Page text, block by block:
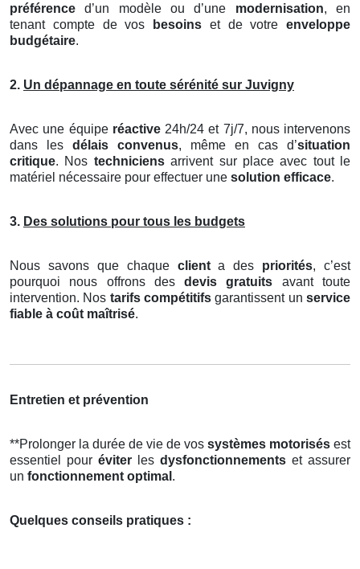
préférence d’un modèle ou d’une modernisation, en
tenant compte de vos
besoins et de votre enveloppe
budgétaire.
2. Un dépannage en toute sérénité sur Juvigny
Avec une équipe réactive24h/24 et 7j/7, nous intervenons
dans les délais convenus, même en cas d’situation
critique. Nos techniciensarrivent sur place avec tout le
matériel nécessaire pour effectuer une solution efficace.
3. Des solutions pour tous les budgets
Nous savons que chaque clienta des priorités, c’est
pourquoi nous offrons desdevis gratuits avant toute
intervention. Nos tarifs compétitifs garantissent unservice
fiable à coût maîtrisé.
Entretien et prévention
**Prolonger la durée de vie de vos systèmes motorisés est
essentiel pour éviter les dysfonctionnements et assurer
un fonctionnement optimal .
Quelques conseils pratiques :